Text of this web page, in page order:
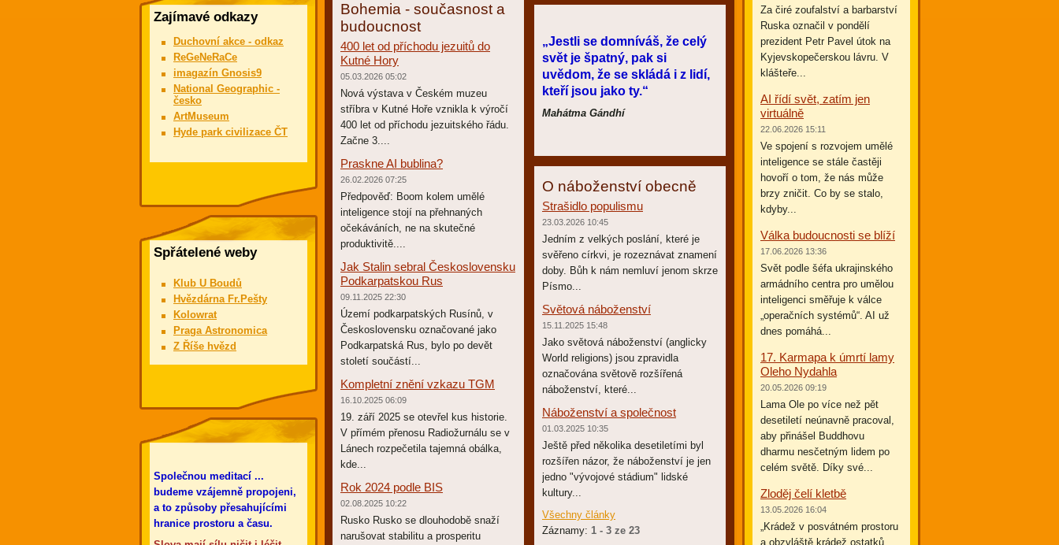
Bohemia - současnost a
budoucnost
400 let od příchodu jezuitů do
Kutné Hory
05.03.2026 05:02
Nová výstava v Českém muzeu
stříbra v Kutné Hoře vznikla k výročí
400 let od příchodu jezuitského řádu.
Začne 3....
Praskne AI bublina?
26.02.2026 07:25
Předpověď: Boom kolem umělé
inteligence stojí na přehnaných
očekáváních, ne na skutečné
produktivitě....
Jak Stalin sebral Československu
Podkarpatskou Rus
09.11.2025 22:30
Území podkarpatských Rusínů, v
Československu označované jako
Podkarpatská Rus, bylo po devět
století součástí...
Kompletní znění vzkazu TGM
16.10.2025 06:09
19. září 2025 se otevřel kus historie.
V přímém přenosu Radiožurnálu se v
Lánech rozpečetila tajemná obálka,
kde...
Rok 2024 podle BIS
02.08.2025 10:22
Rusko Rusko se dlouhodobě snaží
narušovat stabilitu a prosperitu
„Jestli se domníváš, že celý
svět je špatný, pak si
uvědom, že se skládá i z lidí,
kteří jsou jako ty.“
Mahátma Gándhí
O náboženství obecně
Strašidlo populismu
23.03.2026 10:45
Jedním z velkých poslání, které je
svěřeno církvi, je rozeznávat znamení
doby. Bůh k nám nemluví jenom skrze
Písmo...
Světová náboženství
15.11.2025 15:48
Jako světová náboženství (anglicky
World religions) jsou zpravidla
označována světově rozšířená
náboženství, které...
Náboženství a společnost
01.03.2025 10:35
Ještě před několika desetiletími byl
rozšířen názor, že náboženství je jen
jedno "vývojové stádium" lidské
kultury...
Všechny články
Záznamy: 1 - 3 ze 23
Zajímavé odkazy
Duchovní akce - odkaz
ReGeNeRaCe
imagazín Gnosis9
National Geographic -
česko
ArtMuseum
Hyde park civilizace ČT
Spřátelené weby
Klub U Boudů
Hvězdárna Fr.Pešty
Kolowrat
Praga Astronomica
Z Říše hvězd
Společnou meditací ...
budeme vzájemně propojeni,
a to způsoby přesahujícími
hranice prostoru a času.
Za čiré zoufalství a barbarství
Ruska označil v pondělí
prezident Petr Pavel útok na
Kyjevskopečerskou lávru. V
klášteře...
AI řídí svět, zatím jen
virtuálně
22.06.2026 15:11
Ve spojení s rozvojem umělé
inteligence se stále častěji
hovoří o tom, že nás může
brzy zničit. Co by se stalo,
kdyby...
Válka budoucnosti se blíží
17.06.2026 13:36
Svět podle šéfa ukrajinského
armádního centra pro umělou
inteligenci směřuje k válce
„operačních systémů“. AI už
dnes pomáhá...
17. Karmapa k úmrtí lamy
Oleho Nydahla
20.05.2026 09:19
Lama Ole po více než pět
desetiletí neúnavně pracoval,
aby přinášel Buddhovu
dharmu nesčetným lidem po
celém světě. Díky své...
Zloděj čelí kletbě
13.05.2026 16:04
„Krádež v posvátném prostoru
a obzvláště krádež ostatků